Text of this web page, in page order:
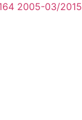
2005-03/2015